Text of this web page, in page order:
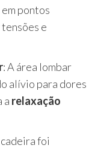
em pontos
e
: A área lombar
alívio para dores
a relaxação
cadeira foi